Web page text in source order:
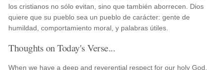
los cristianos no sólo evitan, sino que también aborrecen. Dios
quiere que su pueblo sea un pueblo de carácter: gente de
humildad, comportamiento moral, y palabras útiles.
Thoughts on Today's Verse...
When we have a deep and reverential respect for our holy God,